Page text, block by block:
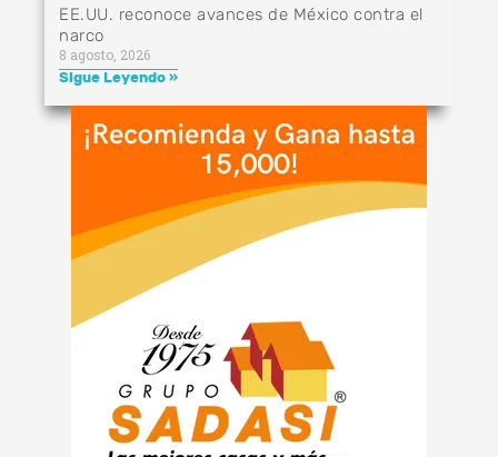
EE.UU. reconoce avances de México contra el
narco
8 agosto, 2026
Sigue Leyendo »